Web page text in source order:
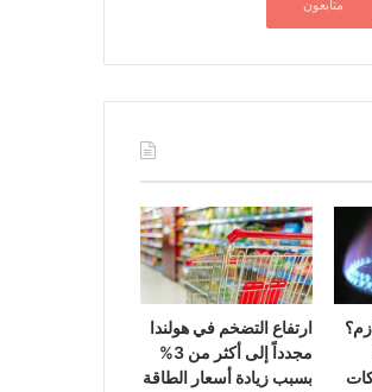
متابعون
ارتفاع التضخم في هولندا
مجدداً إلى أكثر من 3%
بسبب زيادة أسعار الطاقة